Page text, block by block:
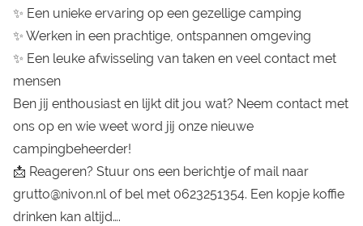
✨ Een unieke ervaring op een gezellige camping
✨ Werken in een prachtige, ontspannen omgeving
✨ Een leuke afwisseling van taken en veel contact met
mensen
Ben jij enthousiast en lijkt dit jou wat? Neem contact met
ons op en wie weet word jij onze nieuwe
campingbeheerder!
📩 Reageren? Stuur ons een berichtje of mail naar
grutto@nivon.nl of bel met 0623251354. Een kopje koffie
drinken kan altijd….